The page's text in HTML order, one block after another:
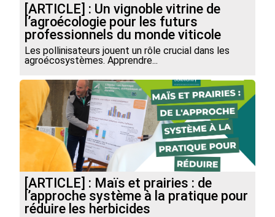
[ARTICLE] : Un vignoble vitrine de
l’agroécologie pour les futurs
professionnels du monde viticole
Les pollinisateurs jouent un rôle crucial dans les
agroécosystèmes. Apprendre...
[ARTICLE] : Maïs et prairies : de
l’approche système à la pratique pour
réduire les herbicides